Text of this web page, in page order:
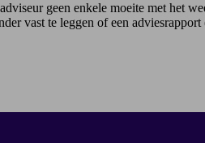
geen enkele moeite met het
vast te leggen of een